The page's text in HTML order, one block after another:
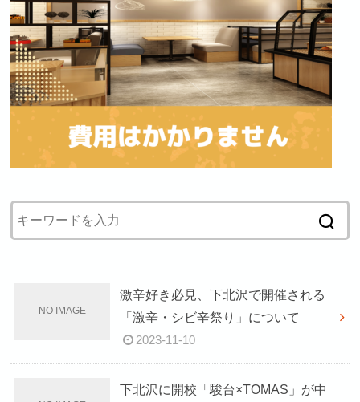
激辛好き必見、下北沢で開催される
「激辛・シビ辛祭り」について
2023-11-10
下北沢に開校「駿台×TOMAS」が中